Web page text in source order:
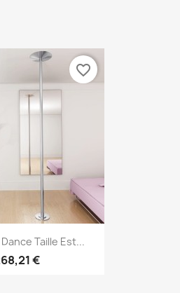
rapide
Taille Est...
€
favorite_border